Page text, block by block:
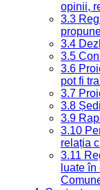
opinii,
3.3
3.4
3.5
3.6
pot fi
3.7
3.8
3.9
3.10
relația
3.11
luate